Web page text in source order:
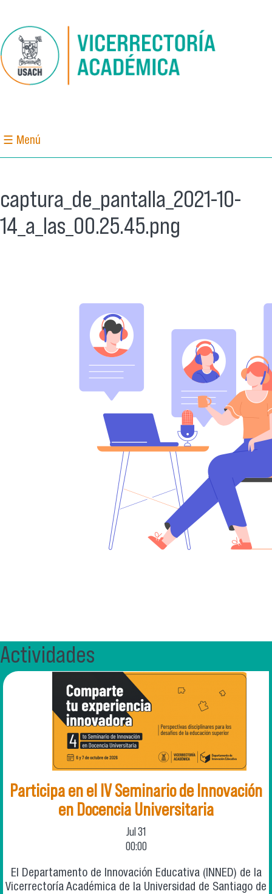
☰ Menú
captura_de_pantalla_2021-10-
14_a_las_00.25.45.png
Actividades
Participa en el IV Seminario de Innovación
en Docencia Universitaria
Jul 31
00:00
El Departamento de Innovación Educativa (INNED) de la
Vicerrectoría Académica de la Universidad de Santiago de